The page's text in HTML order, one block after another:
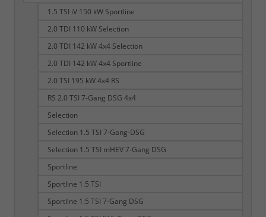
1.5 TSI iV 150 kW Sportline
2.0 TDI 110 kW Selection
2.0 TDI 142 kW 4x4 Selection
2.0 TDI 142 kW 4x4 Sportline
2.0 TSI 195 kW 4x4 RS
RS 2.0 TSI 7-Gang DSG 4x4
Selection
Selection 1.5 TSI 7-Gang-DSG
Selection 1.5 TSI mHEV 7-Gang DSG
Sportline
Sportline 1.5 TSI
Sportline 1.5 TSI 7-Gang DSG